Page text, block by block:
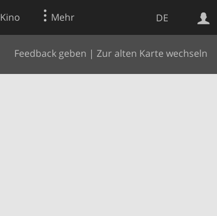
DE
Kino Mehr
Feedback geben | Zur alten Karte wechseln
Websuche